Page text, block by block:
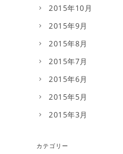
2015年10月
2015年9月
2015年8月
2015年7月
2015年6月
2015年5月
2015年3月
カテゴリー